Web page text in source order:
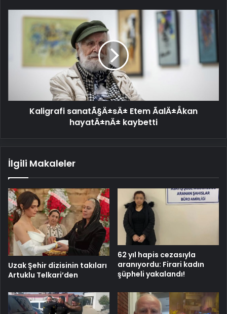
Kaligrafi
sanatÃ§Ä±sÄ±
ÃalÄ±Åkan
hayatÄ±nÄ±
kaybetti
Kaligrafi sanatÃ§Ä±sÄ± Etem ÃalÄ±Åkan
hayatÄ±nÄ± kaybetti
İlgili Makaleler
Uzak Şehir dizisinin takıları
Artuklu Telkari’den
62 yıl hapis cezasıyla
aranıyordu: Firari kadın
şüpheli yakalandı!